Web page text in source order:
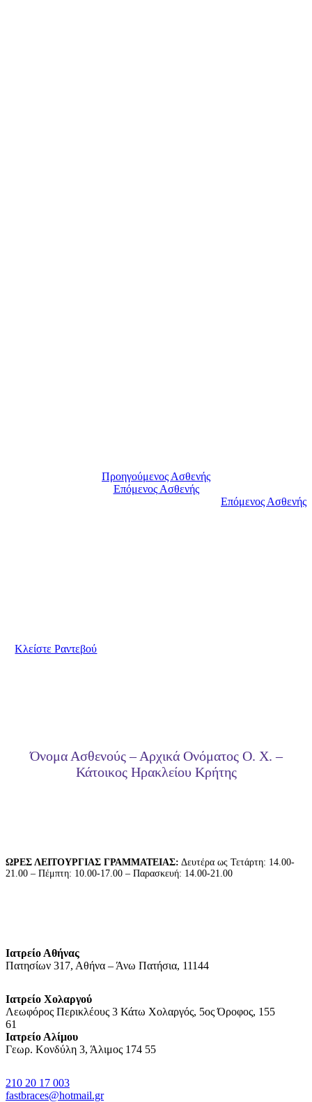
Προηγούμενος Ασθενής
Επόμενος Ασθενής
Επόμενος Ασθενής
Κλείστε Ραντεβού
Όνομα Ασθενούς – Αρχικά Ονόματος Ο. Χ. –
Κάτοικος Ηρακλείου Κρήτης
ΩΡΕΣ ΛΕΙΤΟΥΡΓΙΑΣ ΓΡΑΜΜΑΤΕΙΑΣ: Δευτέρα ως Τετάρτη: 14.00-
21.00 – Πέμπτη: 10.00-17.00 – Παρασκευή: 14.00-21.00
Ιατρείο Αθήνας
Πατησίων 317, Αθήνα – Άνω Πατήσια, 11144
Ιατρείο Χολαργού
Λεωφόρος Περικλέους 3 Κάτω Χολαργός, 5ος Όροφος, 155
61
Ιατρείο Αλίμου
Γεωρ. Κονδύλη 3, Άλιμος 174 55
210 20 17 003
fastbraces@hotmail.gr